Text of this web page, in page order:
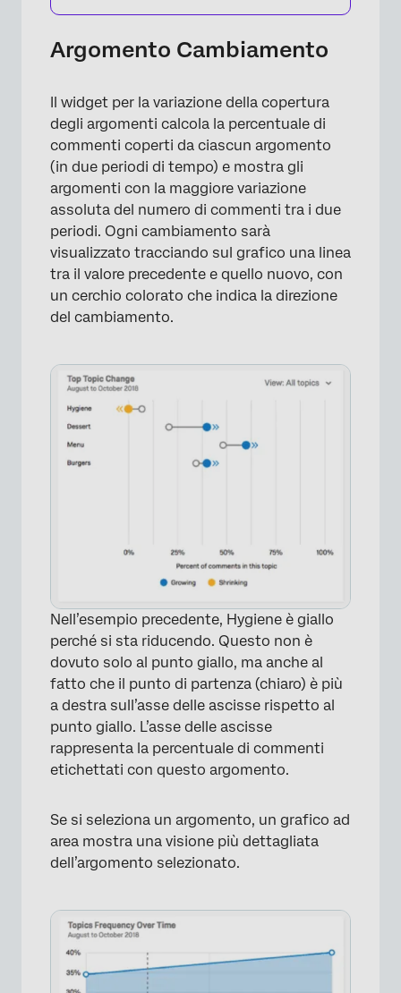
Argomento Cambiamento
Il widget per la variazione della copertura
degli argomenti calcola la percentuale di
commenti coperti da ciascun argomento
(in due periodi di tempo) e mostra gli
argomenti con la maggiore variazione
assoluta del numero di commenti tra i due
periodi. Ogni cambiamento sarà
visualizzato tracciando sul grafico una linea
tra il valore precedente e quello nuovo, con
un cerchio colorato che indica la direzione
del cambiamento.
Nell’esempio precedente, Hygiene è giallo
perché si sta riducendo. Questo non è
dovuto solo al punto giallo, ma anche al
fatto che il punto di partenza (chiaro) è più
a destra sull’asse delle ascisse rispetto al
punto giallo. L’asse delle ascisse
rappresenta la percentuale di commenti
etichettati con questo argomento.
Se si seleziona un argomento, un grafico ad
area mostra una visione più dettagliata
dell’argomento selezionato.